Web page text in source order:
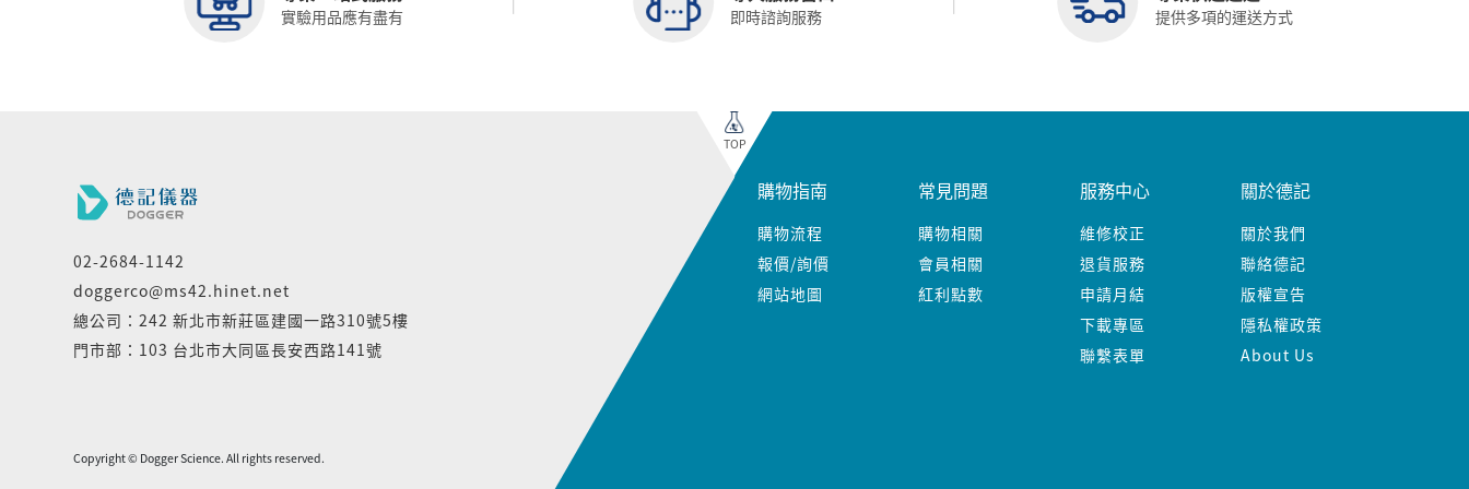
實驗用品應有盡有 即時諮詢服務 提供多項的運送方式
TOP
02-2684-1142
doggerco@ms42.hinet.net
總公司：242 新北市新莊區建國一路310號5樓
門市部：103 台北市大同區長安西路141號
購物指南
購物流程
報價/詢價
網站地圖
常見問題
購物相關
會員相關
紅利點數
服務中心
維修校正
退貨服務
申請月結
下載專區
聯繫表單
關於德記
關於我們
聯絡德記
版權宣告
隱私權政策
About Us
Copyright © Dogger Science. All rights reserved.